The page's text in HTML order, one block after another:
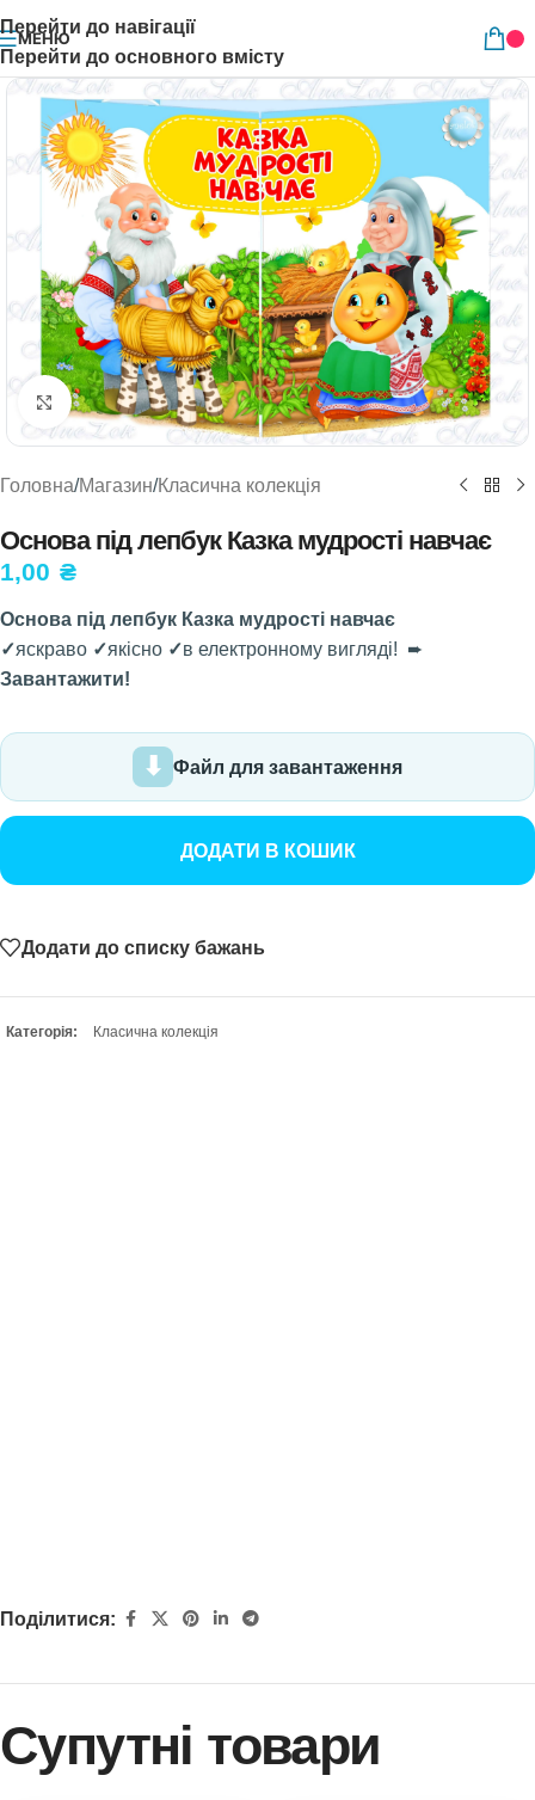
Перейти до навігації
Перейти до основного вмісту
МЕНЮ
Натисніть, щоб збільшити
Головна/Магазин/Класична колекція
Основа під лепбук Казка мудрості навчає
1,00 ₴
Основа під лепбук Казка мудрості навчає
✓яскраво ✓якісно ✓в електронному вигляді! ➨
Завантажити!
Файл для завантаження
ДОДАТИ В КОШИК
Додати до списку бажань
Категорія: Класична колекція
Поділитися:
Супутні товари